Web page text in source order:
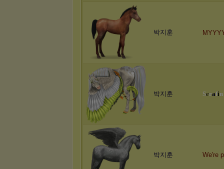
박지훈
박지훈 Serafin
박지훈 We're